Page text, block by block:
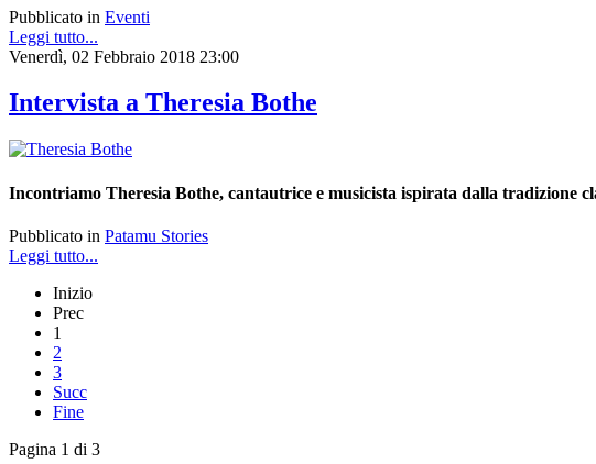
Pubblicato in Eventi
Leggi tutto...
Venerdì, 02 Febbraio 2018 23:00
Intervista a Theresia Bothe
Incontriamo Theresia Bothe, cantautrice e musicista ispirata dalla tradizione
Pubblicato in Patamu Stories
Leggi tutto...
Inizio
Prec
1
2
3
Succ
Fine
Pagina 1 di 3